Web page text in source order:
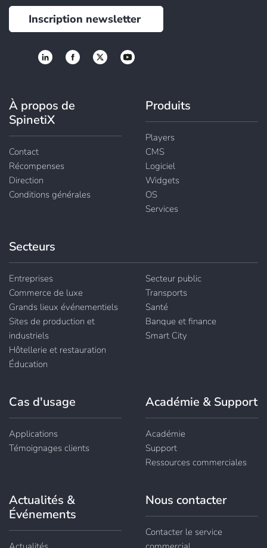
À propos de
SpinetiX
Contact
Récompenses
Direction
Conditions générales
Produits
Players
CMS
Logiciel
Widgets
OS
Services
Secteurs
Entreprises
Commerce de luxe
Grands lieux événementiels
Sites de production et
industriels
Hôtellerie et restauration
Éducation
Secteur public
Transports
Santé
Banque et finance
Smart City
Cas d'usage
Applications
Témoignages clients
Académie & Support
Académie
Support
Ressources commerciales
Actualités &
Événements
Nous contacter
Contacter le service
Inscription newsletter